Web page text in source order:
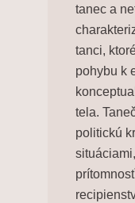
tanec a
tanci,
pohybu k
tela.
politickú